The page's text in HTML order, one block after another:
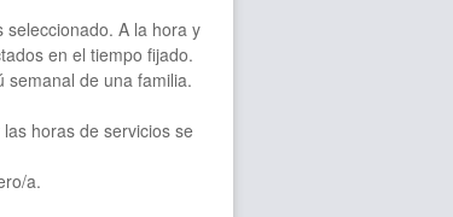
A la hora y
en el tiempo fijado.
semanal de una familia.
horas de servicios se
a.